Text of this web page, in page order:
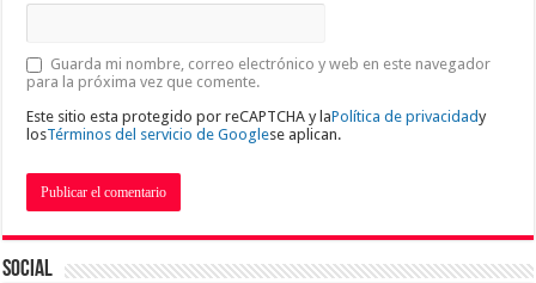
Guarda mi nombre, correo electrónico y web en este navegador
para la próxima vez que comente.
Este sitio esta protegido por reCAPTCHA y laPolítica de privacidady
losTérminos del servicio de Googlese aplican.
Social